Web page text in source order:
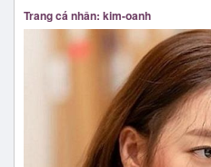
Trang cá nhân: kim-oanh